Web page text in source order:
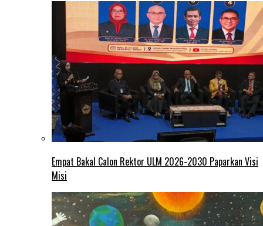
Empat Bakal Calon Rektor ULM 2026-2030 Paparkan Visi
Misi